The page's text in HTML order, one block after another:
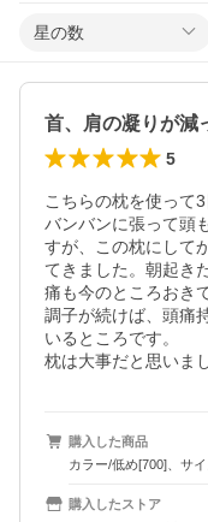
星の数
首、肩の凝りが減
5
こちらの枕を使って
バンバンに張って頭
すが、この枕にして
てきました。朝起き
痛も今のところおき
調子が続けば、頭痛
いるところです。
枕は大事だと思いま
購入した商品
カラー/低め[700]、サ
購入したストア